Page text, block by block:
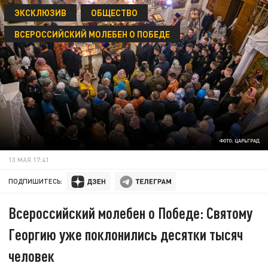
ФОТО: ЦАРЬГРАД
ЭКСКЛЮЗИВ
ОБЩЕСТВО
ВСЕРОССИЙСКИЙ МОЛЕБЕН О ПОБЕДЕ
13 МАЯ 17:41
ПОДПИШИТЕСЬ:
Всероссийский молебен о Победе: Святому
Георгию уже поклонились десятки тысяч
человек